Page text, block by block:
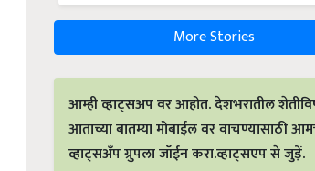
More Stories
आम्ही व्हाट्सअप वर आहोत. देशभरातील
आताच्या बातम्या मोबाईल वर वाचण्यासाठी
व्हाट्सअँप ग्रुपला जॉईन करा.व्हाट्सएप से जुड़ें.